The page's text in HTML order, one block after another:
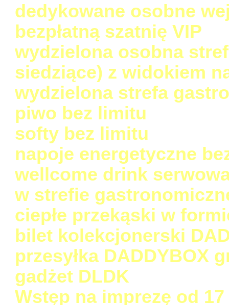
dedykowane osobne
bezpłatną szatnię VIP
wydzielona osobna
siedziące) z widokiem
wydzielona strefa
piwo bez limitu
softy bez limitu
napoje energetyczne
wellcome drink
w strefie
ciepłe przekąski w
bilet kolekcjonerski
przesyłka DADDYBOX
gadżet DLDK
Wstęp na imprezę od